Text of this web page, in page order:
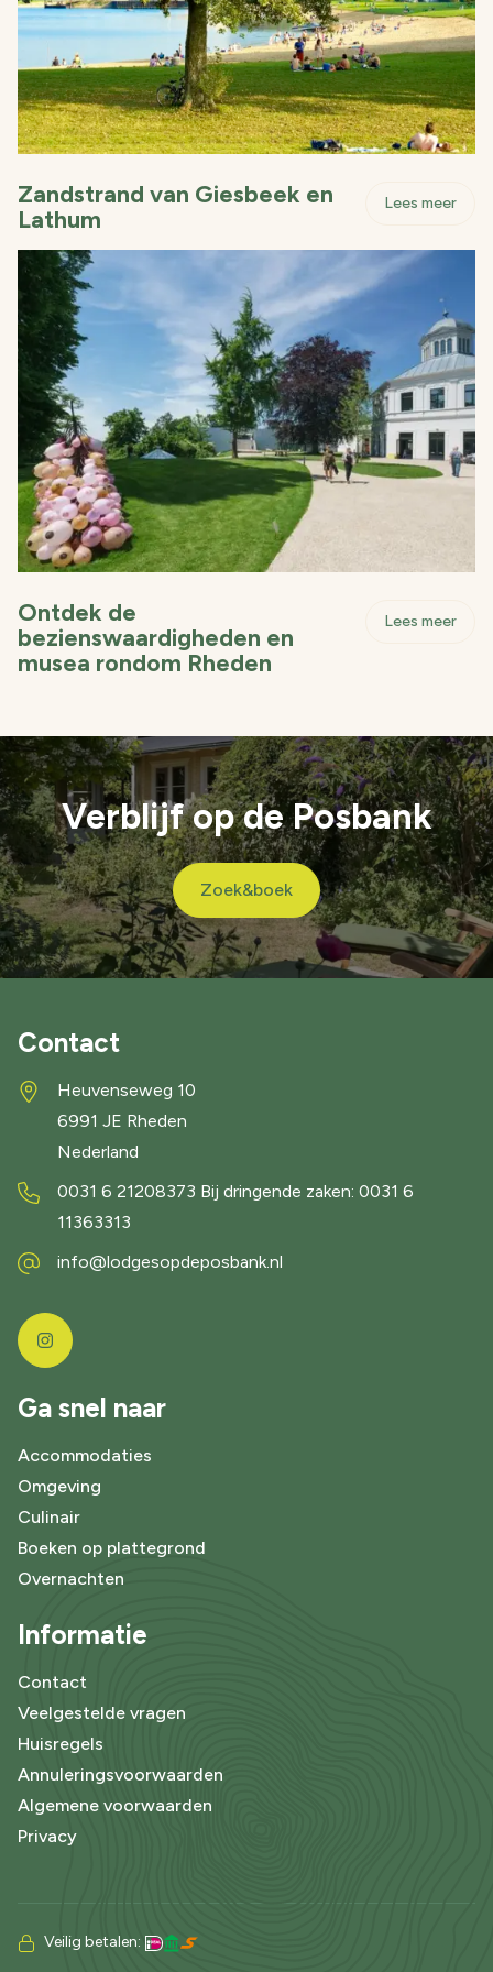
Zandstrand van Giesbeek en
Lathum
Lees meer-
Ontdek de
bezienswaardigheden en
musea rondom Rheden
Lees meer-
Verblijf op de Posbank
Zoek&boek
Contact
Heuvenseweg 10
6991 JE Rheden
Nederland
0031 6 21208373 Bij dringende zaken: 0031 6
11363313
info@lodgesopdeposbank.nl
Ga snel naar
Accommodaties
Omgeving
Culinair
Boeken op plattegrond
Overnachten
Informatie
Contact
Veelgestelde vragen
Huisregels
Annuleringsvoorwaarden
Algemene voorwaarden
Privacy
Veilig betalen: